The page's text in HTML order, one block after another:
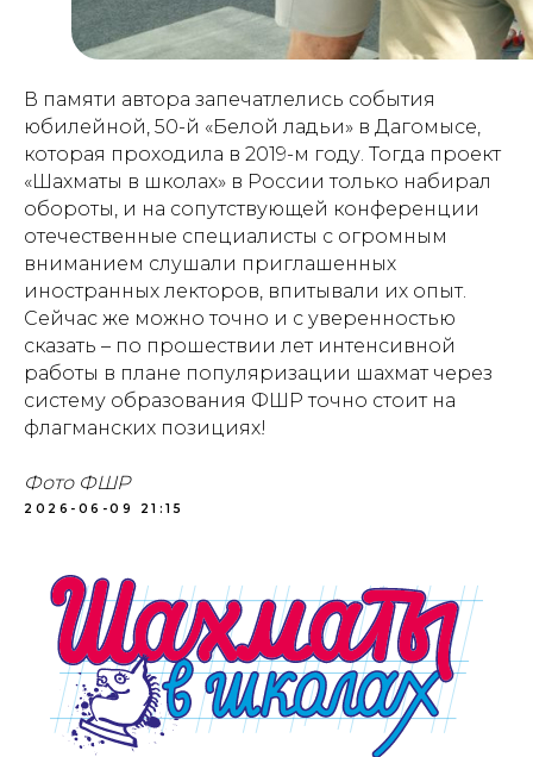
В памяти автора запечатлелись события
юбилейной, 50-й «Белой ладьи» в Дагомысе,
которая проходила в 2019-м году. Тогда проект
«Шахматы в школах» в России только набирал
обороты, и на сопутствующей конференции
отечественные специалисты с огромным
вниманием слушали приглашенных
иностранных лекторов, впитывали их опыт.
Сейчас же можно точно и с уверенностью
сказать – по прошествии лет интенсивной
работы в плане популяризации шахмат через
систему образования ФШР точно стоит на
флагманских позициях!
Фото ФШР
2026-06-09 21:15